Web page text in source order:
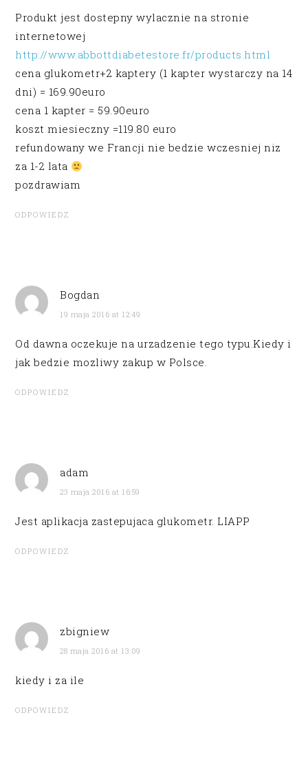
Produkt jest dostepny wylacznie na stronie
internetowej
http://www.abbottdiabetestore.fr/products.html
cena glukometr+2 kaptery (1 kapter wystarczy na 14
dni) = 169.90euro
cena 1 kapter = 59.90euro
koszt miesieczny =119.80 euro
refundowany we Francji nie bedzie wczesniej niz
za 1-2 lata
pozdrawiam
ODPOWIEDZ
Bogdan
19 maja 2016 at 12:49
Od dawna oczekuje na urzadzenie tego typu.Kiedy i
jak bedzie mozliwy zakup w Polsce.
ODPOWIEDZ
adam
23 maja 2016 at 16:59
Jest aplikacja zastepujaca glukometr. LIAPP
ODPOWIEDZ
zbigniew
28 maja 2016 at 13:09
kiedy i za ile
ODPOWIEDZ